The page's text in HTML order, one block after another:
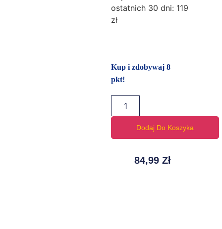
ostatnich 30 dni: 119
zł
Kup i zdobywaj 8
pkt!
Dodaj Do Koszyka
84,99 Zł